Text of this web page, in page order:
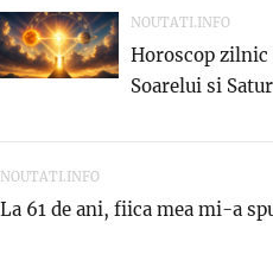
NOUTATI.INFO
Horoscop
Soarelui si
NOUTATI.INFO
La 61 de ani, fiica mea mi-a